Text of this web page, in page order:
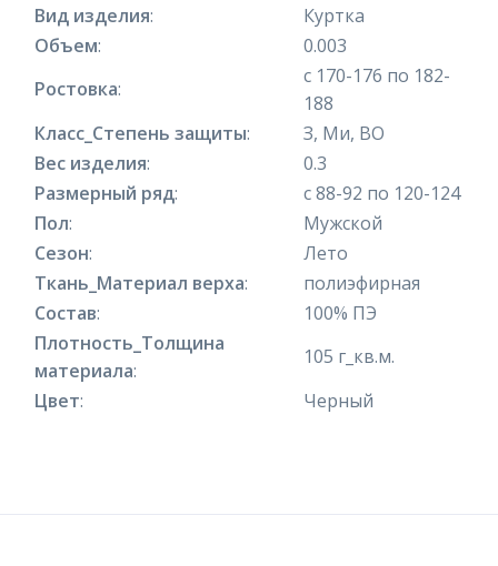
Вид изделия:
Куртка
Объем:
0.003
Ростовка:
с 170-176 по 182-
188
Класс_Степень защиты:
З, Ми, ВО
Вес изделия:
0.3
Размерный ряд:
с 88-92 по 120-124
Пол:
Мужской
Сезон:
Лето
Ткань_Материал верха:
полиэфирная
Состав:
100% ПЭ
Плотность_Толщина
материала:
105 г_кв.м.
Цвет: Черный